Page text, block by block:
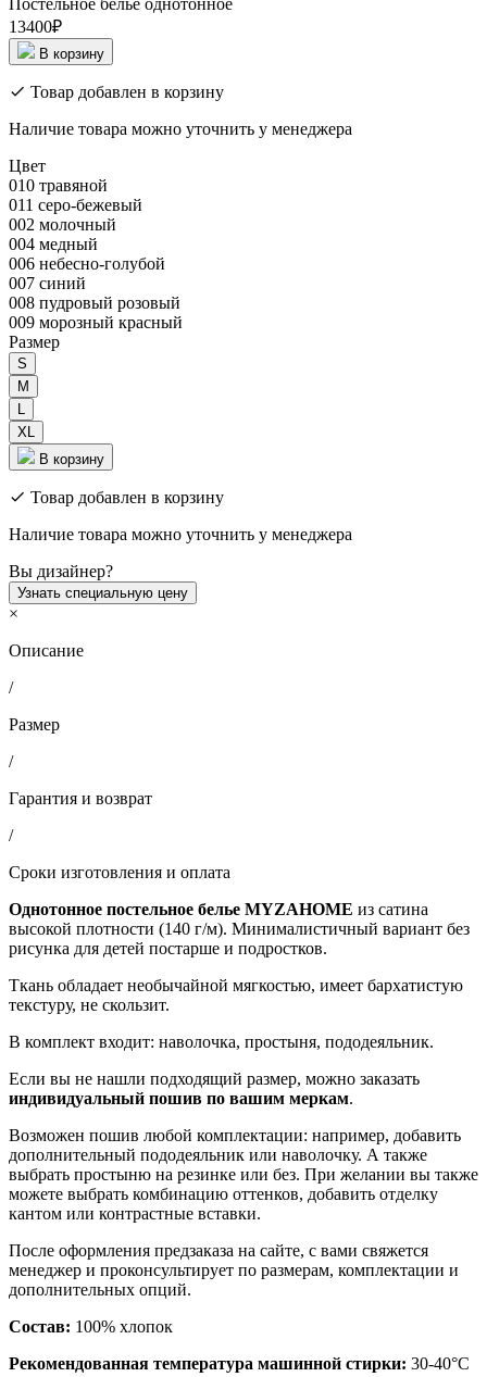
13400₽
В корзину
Товар добавлен в корзину
Наличие товара можно уточнить у менеджера
Цвет
010 травяной
011 серо-бежевый
002 молочный
004 медный
006 небесно-голубой
007 синий
008 пудровый розовый
009 морозный красный
Размер
S
M
XL
В корзину
Товар добавлен в корзину
Наличие товара можно уточнить у менеджера
Вы дизайнер?
Узнать специальную цену
×
Описание
/
Размер
/
Гарантия и возврат
/
Сроки изготовления и оплата
Однотонное постельное белье MYZAHOME из сатина
высокой плотности (140 г/м). Минималистичный вариант без
рисунка для детей постарше и подростков.
Ткань обладает необычайной мягкостью, имеет бархатистую
текстуру, не скользит.
В комплект входит: наволочка, простыня, пододеяльник.
Если вы не нашли подходящий размер, можно заказать
индивидуальный пошив по вашим меркам.
Возможен пошив любой комплектации: например, добавить
дополнительный пододеяльник или наволочку. А также
выбрать простыню на резинке или без. При желании вы также
можете выбрать комбинацию оттенков, добавить отделку
кантом или контрастные вставки.
После оформления предзаказа на сайте, с вами свяжется
менеджер и проконсультирует по размерам, комплектации и
дополнительных опций.
Состав: 100% хлопок
Рекомендованная температура машинной стирки: 30-40°С